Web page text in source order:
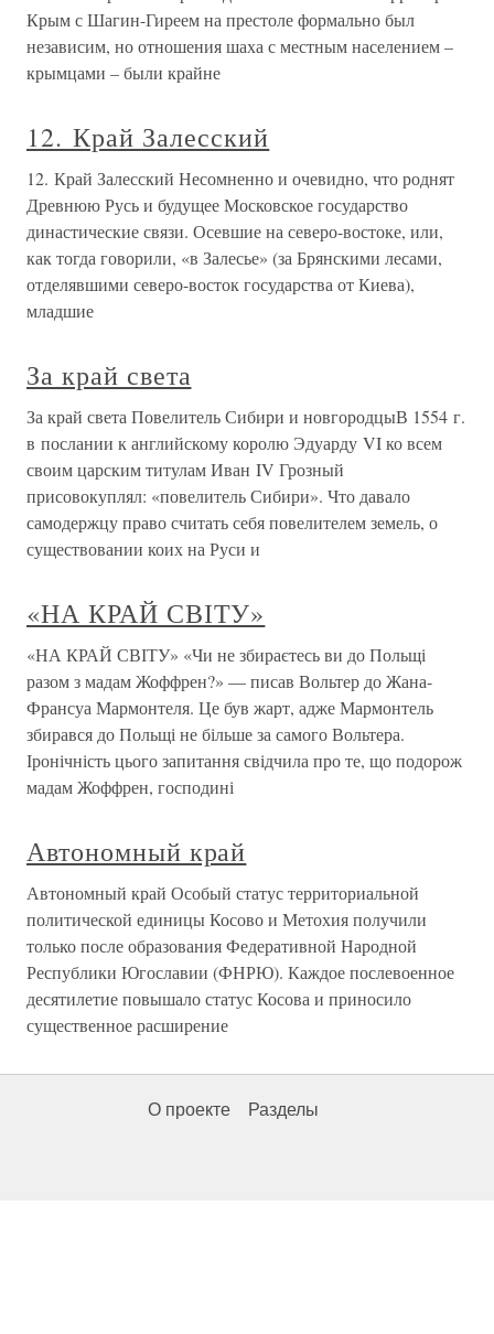
Крым с Шагин-Гиреем на престоле формально был
независим, но отношения шаха с местным населением –
крымцами – были крайне
12. Край Залесский
12. Край Залесский Несомненно и очевидно, что роднят
Древнюю Русь и будущее Московское государство
династические связи. Осевшие на северо-востоке, или,
как тогда говорили, «в Залесье» (за Брянскими лесами,
отделявшими северо-восток государства от Киева),
младшие
За край света
За край света Повелитель Сибири и новгородцыВ 1554 г.
в послании к английскому королю Эдуарду VI ко всем
своим царским титулам Иван IV Грозный
присовокуплял: «повелитель Сибири». Что давало
самодержцу право считать себя повелителем земель, о
существовании коих на Руси и
«НА КРАЙ СВІТУ»
«НА КРАЙ СВІТУ» «Чи не збираєтесь ви до Польщі
разом з мадам Жоффрен?» — писав Вольтер до Жана-
Франсуа Мармонтеля. Це був жарт, адже Мармонтель
збирався до Польщі не більше за самого Вольтера.
Іронічність цього запитання свідчила про те, що подорож
мадам Жоффрен, господині
Автономный край
Автономный край Особый статус территориальной
политической единицы Косово и Метохия получили
только после образования Федеративной Народной
Республики Югославии (ФНРЮ). Каждое послевоенное
десятилетие повышало статус Косова и приносило
существенное расширение
О проекте Разделы